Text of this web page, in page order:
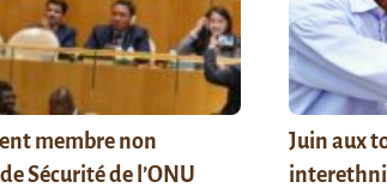
membre non
Sécurité de l’ONU
Juin aux